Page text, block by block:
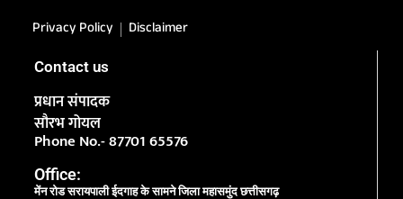
Privacy Policy
Disclaimer
Contact us
प्रधान संपादक
सौरभ गोयल
Phone No.- 87701 65576
Office:
मेंन रोड सरायपाली ईदगाह के सामने जिला महासमुंद छत्तीसगढ़